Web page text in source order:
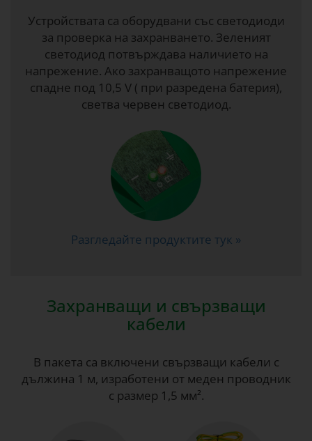
Устройствата са оборудвани със светодиоди
за проверка на захранването. Зеленият
светодиод потвърждава наличието на
напрежение. Ако захранващото напрежение
спадне под 10,5 V ( при разредена батерия),
светва червен светодиод.
Разгледайте продуктите тук »
Захранващи и свързващи
кабели
В пакета са включени свързващи кабели с
дължина 1 м, изработени от меден проводник
с размер 1,5 мм².